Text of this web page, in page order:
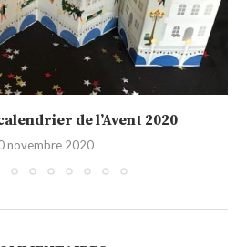
de l’Avent 2020
novembre 2020